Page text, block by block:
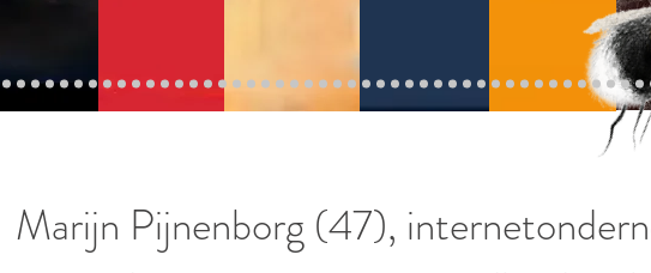
Marijn Pijnenborg (47),